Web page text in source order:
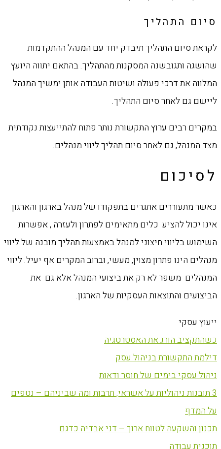
סיום התהליך
לקראת סיום התהליך תיבדק יחד עם המנהל ההתקדמות
שהושגה ותגובשנה המסקנות מהתהליך. בהתאם יתווה היועץ
המלווה את דרכי פעולה ושיטות העבודה אותן ימשיך המנהל
ליישם גם לאחר סיום התהליך.
במקרים רבים ערוץ התקשורת נותר פתוח להתייעצות נקודתית
מצד המנהל, גם לאחר סיום תהליך ליווי מנהלים.
לסיכום
כאשר מתעוררים אתגרים בתפקודו של מנהל בארגון והארגון
אינו יכול להציע כלים מתאימים לפתרון ולעזרה , אפשרות
השימוש בליווי חיצוני למנהל באמצעות תהליך מובנה של ליווי
מנהלים הינו פתרון מצוין, מעשי, וברוב המקרים אף יעיל. ליווי
המנהלים משפר לא רק את ביצועי המנהל אלא גם את
הביצועים והתוצאות העסקיות של הארגון.
ייעוץ עסקי
כשהתקציב הורג את האסטרטגיה
דילמת התקשורת בניהול עסק
ניהול עסקי בימים של חוסר ודאות
3 תובנות ניהוליות על אשראי, תרבות ומה שביניהם – נטפים
על המדף
תכנון והשקעה לטווח ארוך – דני אבדיה כדגם
תוכנית עבודה